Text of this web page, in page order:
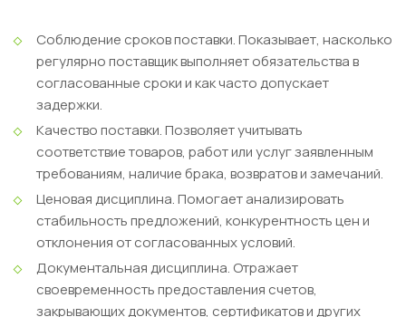
Соблюдение сроков поставки.Показывает, насколько
регулярно поставщик выполняет обязательства в
согласованные сроки и как часто допускает
задержки.
Качество поставки.Позволяет учитывать
соответствие товаров, работ или услуг заявленным
требованиям, наличие брака, возвратов и замечаний.
Ценовая дисциплина.Помогает анализировать
стабильность предложений, конкурентность цен и
отклонения от согласованных условий.
Документальная дисциплина. Отражает
своевременность предоставления счетов,
закрывающих документов, сертификатов и других